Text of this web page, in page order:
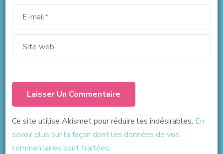
Ce site utilise Akismet pour réduire les indésirables. En
savoir plus sur la façon dont les données de vos
commentaires sont traitées.